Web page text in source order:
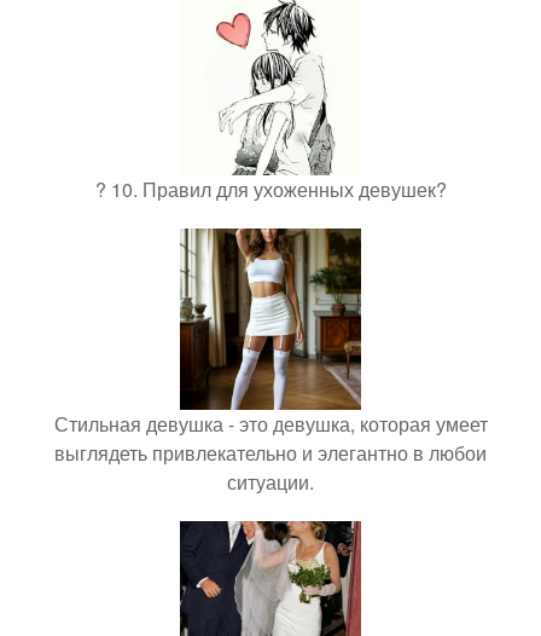
? 10. Правил для ухоженных девушек?
Стильная девушка - это девушка, которая умеет
выглядеть привлекательно и элегантно в любои
ситуации.